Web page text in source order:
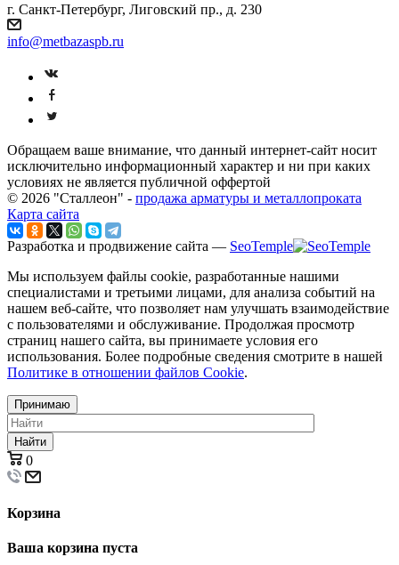
г. Санкт-Петербург, Лиговский пр., д. 230
info@metbazaspb.ru
Обращаем ваше внимание, что данный интернет-сайт носит
исключительно информационный характер и ни при каких
условиях не является публичной оффертой
© 2026 "Сталлеон" - продажа арматуры и металлопроката
Карта сайта
Разработка и продвижение сайта — SeoTemple
Мы используем файлы cookie, разработанные нашими
специалистами и третьими лицами, для анализа событий на
нашем веб-сайте, что позволяет нам улучшать взаимодействие
с пользователями и обслуживание. Продолжая просмотр
страниц нашего сайта, вы принимаете условия его
использования. Более подробные сведения смотрите в нашей
Политике в отношении файлов Cookie.
Принимаю
Найти
0
Корзина
Ваша корзина пуста